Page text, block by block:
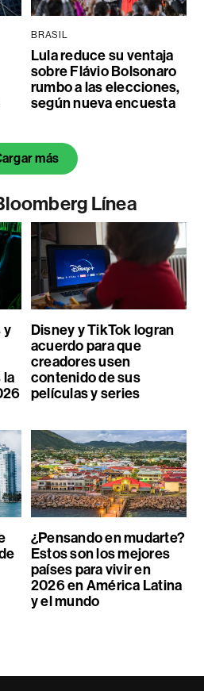
BRASIL
Lula reduce su ventaja
sobre Flávio Bolsonaro
rumbo a las elecciones,
según nueva encuesta
más
Línea
y
la
Disney y TikTok logran
acuerdo para que
creadores usen
contenido de sus
películas y series
¿Pensando en mudarte?
Estos son los mejores
países para vivir en
2026 en América Latina
y el mundo